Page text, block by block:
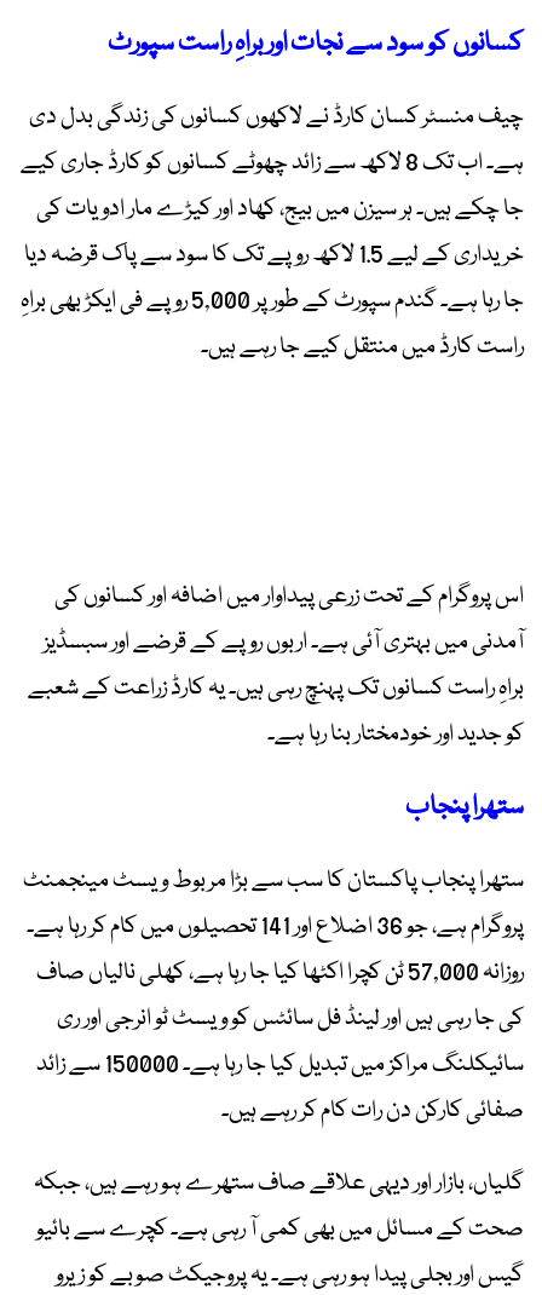
کسانوں کو سود سے نجات اور براہِ راست سپورٹ
چیف منسٹر کسان کارڈ نے لاکھوں کسانوں کی زندگی بدل دی
ہے۔ اب تک 8 لاکھ سے زائد چھوٹے کسانوں کو کارڈ جاری کیے
جا چکے ہیں۔ ہر سیزن میں بیج، کھاد اور کیڑے مار ادویات کی
خریداری کے لیے 1.5 لاکھ روپے تک کا سود سے پاک قرضہ دیا
جا رہا ہے۔ گندم سپورٹ کے طور پر 5,000 روپے فی ایکڑ بھی براہِ
راست کارڈ میں منتقل کیے جا رہے ہیں۔
اس پروگرام کے تحت زرعی پیداوار میں اضافہ اور کسانوں کی
آمدنی میں بہتری آئی ہے۔ اربوں روپے کے قرضے اور سبسڈیز
براہِ راست کسانوں تک پہنچ رہی ہیں۔ یہ کارڈ زراعت کے شعبے
کو جدید اور خودمختار بنا رہا ہے۔
ستھرا پنجاب
ستھرا پنجاب پاکستان کا سب سے بڑا مربوط ویسٹ مینجمنٹ
پروگرام ہے، جو 36 اضلاع اور 141 تحصیلوں میں کام کر رہا ہے۔
روزانہ 57,000 ٹن کچرا اکٹھا کیا جا رہا ہے، کھلی نالیاں صاف
کی جا رہی ہیں اور لینڈ فل سائٹس کو ویسٹ ٹو انرجی اور ری
سائیکلنگ مراکز میں تبدیل کیا جا رہا ہے۔ 150000 سے زائد
صفائی کارکن دن رات کام کر رہے ہیں۔
گلیاں، بازار اور دیہی علاقے صاف ستھرے ہو رہے ہیں، جبکہ
صحت کے مسائل میں بھی کمی آ رہی ہے۔ کچرے سے بائیو
گیس اور بجلی پیدا ہو رہی ہے۔ یہ پروجیکٹ صوبے کو زیرو